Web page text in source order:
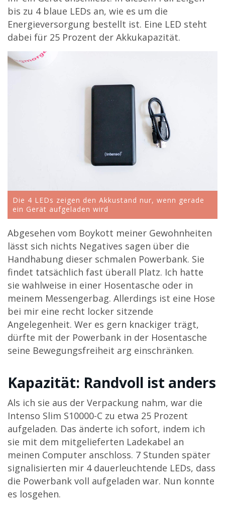
bis zu 4 blaue LEDs an, wie es um die
Energieversorgung bestellt ist. Eine LED steht
dabei für 25 Prozent der Akkukapazität.
Die 4 LEDs zeigen den Akkustand nur, wenn gerade
ein Gerät aufgeladen wird
Abgesehen vom Boykott meiner Gewohnheiten
lässt sich nichts Negatives sagen über die
Handhabung dieser schmalen Powerbank. Sie
findet tatsächlich fast überall Platz. Ich hatte
sie wahlweise in einer Hosentasche oder in
meinem Messengerbag. Allerdings ist eine Hose
bei mir eine recht locker sitzende
Angelegenheit. Wer es gern knackiger trägt,
dürfte mit der Powerbank in der Hosentasche
seine Bewegungsfreiheit arg einschränken.
Kapazität: Randvoll ist anders
Als ich sie aus der Verpackung nahm, war die
Intenso Slim S10000-C zu etwa 25 Prozent
aufgeladen. Das änderte ich sofort, indem ich
sie mit dem mitgelieferten Ladekabel an
meinen Computer anschloss. 7 Stunden später
signalisierten mir 4 dauerleuchtende LEDs, dass
die Powerbank voll aufgeladen war. Nun konnte
es losgehen.